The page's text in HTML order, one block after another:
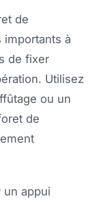
de
à
de fixer
Utilisez
ou un
de
appui